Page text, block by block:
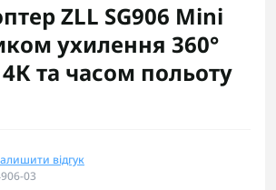
ZLL SG906 Mini
ухилення 360°
та часом польоту
відгук
03